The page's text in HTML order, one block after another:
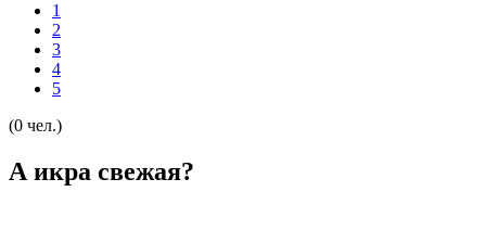
1
2
3
4
5
(0 чел.)
А икра свежая?